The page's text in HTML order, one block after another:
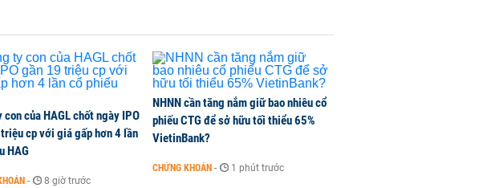
con của HAGL chốt ngày IPO
cp với giá gấp hơn 4 lần
HAG
- 8 giờ trước
NHNN cần tăng nắm giữ bao nhiêu cổ
phiếu CTG để sở hữu tối thiểu 65%
VietinBank?
CHỨNG KHOÁN - 1 phút trước